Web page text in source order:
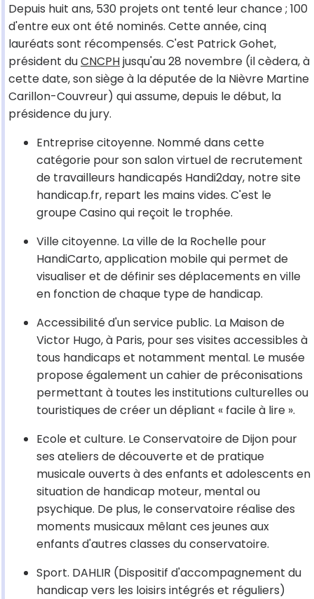
Depuis huit ans, 530 projets ont tenté leur chance ; 100
d'entre eux ont été nominés. Cette année, cinq
lauréats sont récompensés. C'est Patrick Gohet,
président duCNCPHjusqu'au 28 novembre (il cèdera, à
cette date, son siège à la députée de la Nièvre Martine
Carillon-Couvreur) qui assume, depuis le début, la
présidence du jury.
Entreprise citoyenne. Nommé dans cette
catégorie pour son salon virtuel de recrutement
de travailleurs handicapés Handi2day, notre site
handicap.fr, repart les mains vides. C'est le
groupe Casino qui reçoit le trophée.
Ville citoyenne. La ville de la Rochelle pour
HandiCarto, application mobile qui permet de
visualiser et de définir ses déplacements en ville
en fonction de chaque type de handicap.
Accessibilité d'un service public. La Maison de
Victor Hugo, à Paris, pour ses visites accessibles à
tous handicaps et notamment mental. Le musée
propose également un cahier de préconisations
permettant à toutes les institutions culturelles ou
touristiques de créer un dépliant « facile à lire ».
Ecole et culture. Le Conservatoire de Dijon pour
ses ateliers de découverte et de pratique
musicale ouverts à des enfants et adolescents en
situation de handicap moteur, mental ou
psychique. De plus, le conservatoire réalise des
moments musicaux mêlant ces jeunes aux
enfants d'autres classes du conservatoire.
Sport. DAHLIR (Dispositif d'accompagnement du
handicap vers les loisirs intégrés et réguliers)